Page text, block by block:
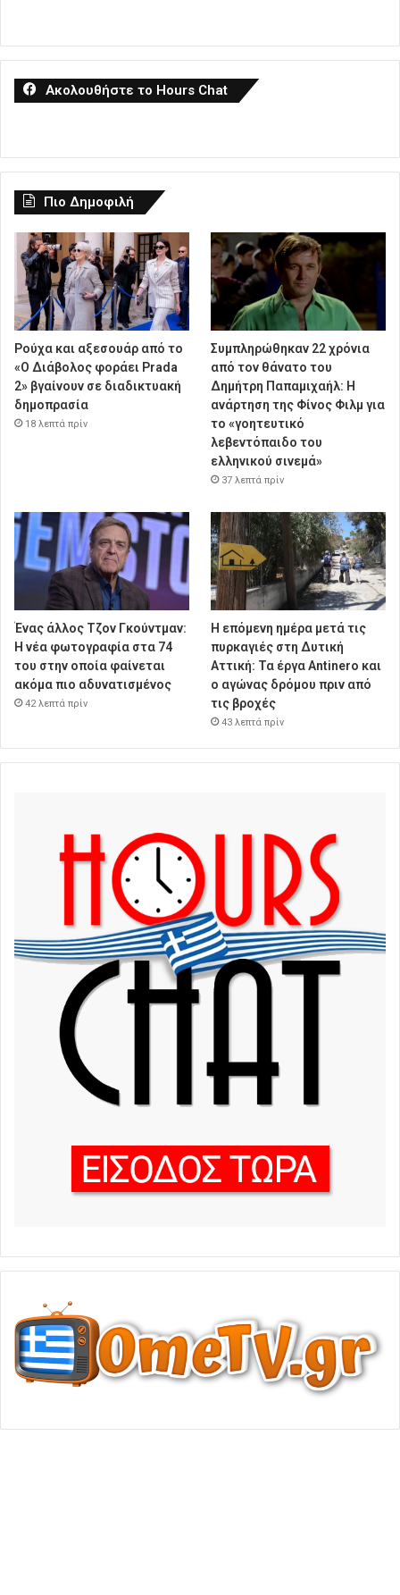
Ακολουθήστε το Hours Chat
Πιο Δημοφιλή
Ρούχα και αξεσουάρ από το
«Ο Διάβολος φοράει Prada
2» βγαίνουν σε διαδικτυακή
δημοπρασία
18 λεπτά πρίν
Συμπληρώθηκαν 22 χρόνια
από τον θάνατο του
Δημήτρη Παπαμιχαήλ: Η
ανάρτηση της Φίνος Φιλμ για
το «γοητευτικό
λεβεντόπαιδο του
ελληνικού σινεμά»
37 λεπτά πρίν
Ένας άλλος Τζον Γκούντμαν:
H νέα φωτογραφία στα 74
του στην οποία φαίνεται
ακόμα πιο αδυνατισμένος
42 λεπτά πρίν
Η επόμενη ημέρα μετά τις
πυρκαγιές στη Δυτική
Αττική: Τα έργα Antinero και
ο αγώνας δρόμου πριν από
τις βροχές
43 λεπτά πρίν